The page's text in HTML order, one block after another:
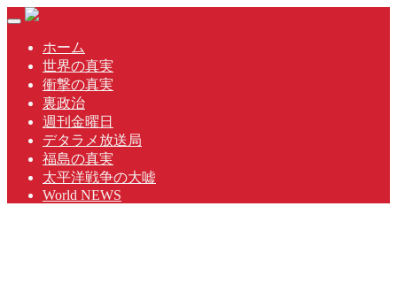
Skip
content
Toggle
navigationホーム
世界の真実
衝撃の真実
裏政治
週刊金曜日
デタラメ放送局
福島の真実
太平洋戦争の大嘘
World NEWS